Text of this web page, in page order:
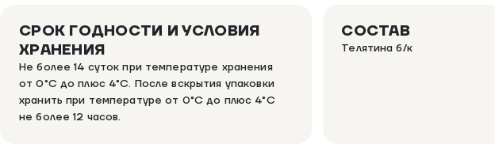
СРОК ГОДНОСТИ И УСЛОВИЯ
ХРАНЕНИЯ
Не более 14 суток при температуре хранения
от 0°C до плюс 4°C. После вскрытия упаковки
хранить при температуре от 0°C до плюс 4°C
не более 12 часов.
СОСТАВ
Телятина б/к